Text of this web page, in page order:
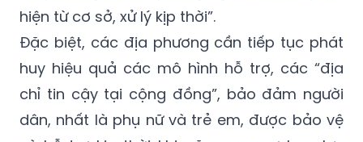
hiện từ cơ sở, xử lý kịp thời”.
Đặc biệt, các địa phương cần tiếp tục phát
huy hiệu quả các mô hình hỗ trợ, các “địa
chỉ tin cậy tại cộng đồng”, bảo đảm người
dân, nhất là phụ nữ và trẻ em, được bảo vệ